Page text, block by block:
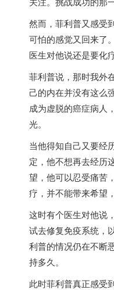
然而，菲利普又感受
可怕的感觉又回来了
医生对他说还是要化
菲利普说，那时我外
己的内在并没有这么
成为虚脱的癌症病人
光。
当他得知自己又要经
定，他不想再去经历
望，他可以忍受痛苦
疗，并不能带来希望
这时有个医生对他说
试去修复免疫系统，
利普的情况仍在不断
持多久。
此时菲利普真正感受